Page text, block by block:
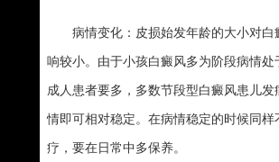
病情变化：皮损始发年龄的大小对白
响较小。由于小孩白癜风多为阶段病情处
成人患者要多，多数节段型白癜风患儿发
情即可相对稳定。在病情稳定的时候同样
疗，要在日常中多保养。